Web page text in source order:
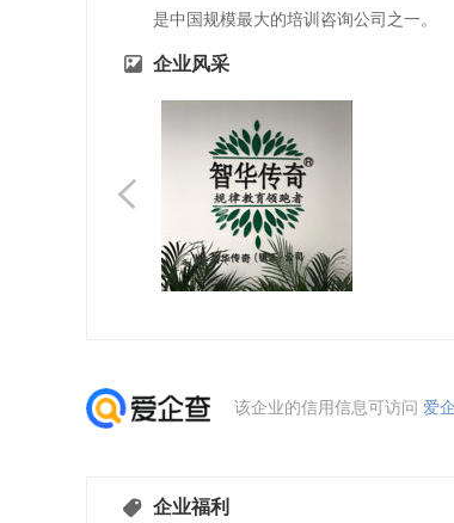
是中国规模最大的培训咨询公司之一。
企业风采
该企业的信用信息可访问 爱
企业福利